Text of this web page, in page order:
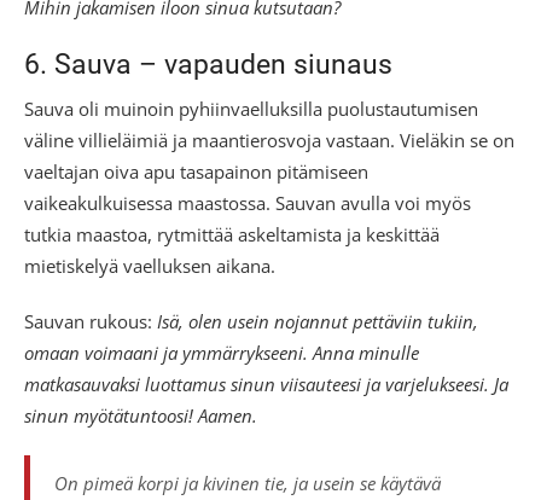
Mihin jakamisen iloon sinua kutsutaan?
6. Sauva – vapauden siunaus
Sauva oli muinoin pyhiinvaelluksilla puolustautumisen
väline villieläimiä ja maantierosvoja vastaan. Vieläkin se on
vaeltajan oiva apu tasapainon pitämiseen
vaikeakulkuisessa maastossa. Sauvan avulla voi myös
tutkia maastoa, rytmittää askeltamista ja keskittää
mietiskelyä vaelluksen aikana.
Sauvan rukous: Isä, olen usein nojannut pettäviin tukiin,
omaan voimaani ja ymmärrykseeni. Anna minulle
matkasauvaksi luottamus sinun viisauteesi ja varjelukseesi. Ja
sinun myötätuntoosi! Aamen.
On pimeä korpi ja kivinen tie, ja usein se käytävä